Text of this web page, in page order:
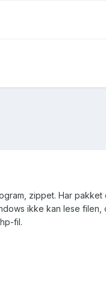
zippet. Har
ikke kan lese
fil.